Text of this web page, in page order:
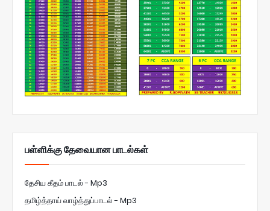
பள்ளிக்கு தேவையான பாடல்கள்
தேசிய கீதம் பாடல் - Mp3
தமிழ்த்தாய் வாழ்த்துப்பாடல் - Mp3